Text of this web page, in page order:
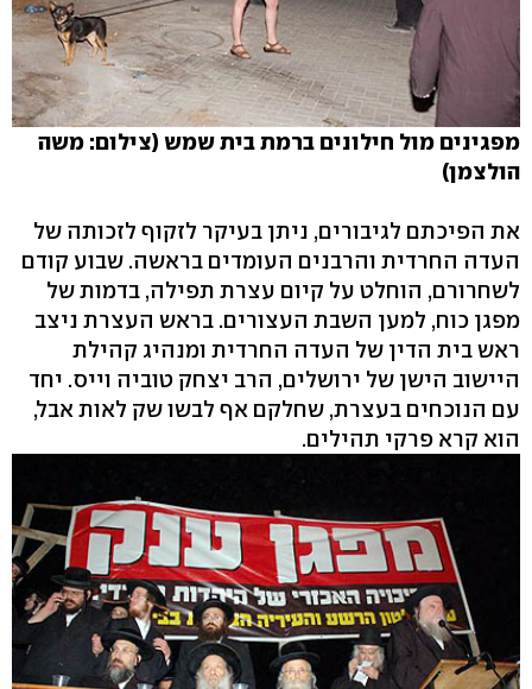
מפגינים מול חילונים ברמת בית שמש (צילום: משה
הולצמן)
את הפיכתם לגיבורים, ניתן בעיקר לזקוף לזכותה של
העדה החרדית והרבנים העומדים בראשה. שבוע קודם
לשחרורם, הוחלט על קיום עצרת תפילה, בדמות של
מפגן כוח, למען השבת העצורים. בראש העצרת ניצב
ראש בית הדין של העדה החרדית ומנהיג קהילת
היישוב הישן של ירושלים, הרב יצחק טוביה וייס. יחד
עם הנוכחים בעצרת, שחלקם אף לבשו שק לאות אבל,
הוא קרא פרקי תהילים.